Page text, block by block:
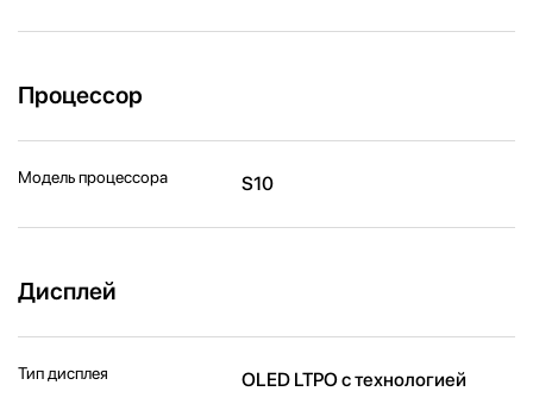
Процессор
Модель процессора S10
Дисплей
Тип дисплея
OLED LTPO с технологией